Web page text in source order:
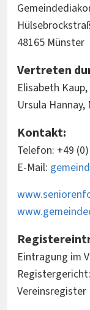
48165 Münster
Vertreten
Elisabeth
Ursula
Kontakt:
Telefon: +49
E-Mail:
Eintragung im
Vereinsregister